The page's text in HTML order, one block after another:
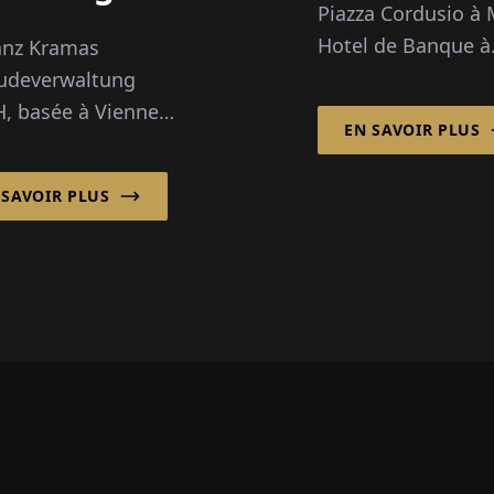
Kramas
basée à Vienne,
immobilière les
de
PLUS
Piazza Cordusio à
Hotel de Banque à
Gryffenberg à
Villa Goethe et
EN SAVOIR PLUS